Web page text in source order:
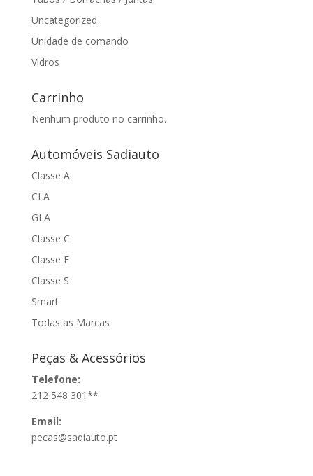
Uncategorized
Unidade de comando
Vidros
Carrinho
Nenhum produto no carrinho.
Automóveis Sadiauto
Classe A
CLA
GLA
Classe C
Classe E
Classe S
Smart
Todas as Marcas
Peças & Acessórios
Telefone:
212 548 301**
Email:
pecas@sadiauto.pt